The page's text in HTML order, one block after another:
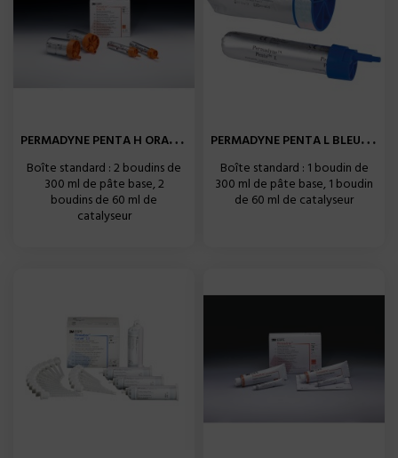
P
ERMADYNE PENTA H ORANGE...
Boîte standard : 2 boudins de
300 ml de pâte base, 2
boudins de 60 ml de
catalyseur
P
ERMADYNE PENTA L BLEU BTE...
Boîte standard : 1 boudin de
300 ml de pâte base, 1 boudin
de 60 ml de catalyseur